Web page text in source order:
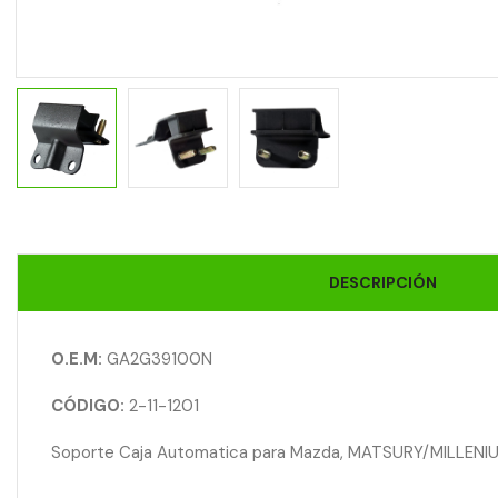
DESCRIPCIÓN
O.E.M: GA2G39100N
CÓDIGO: 2-11-1201
Soporte Caja Automatica para Mazda, MATSURY/